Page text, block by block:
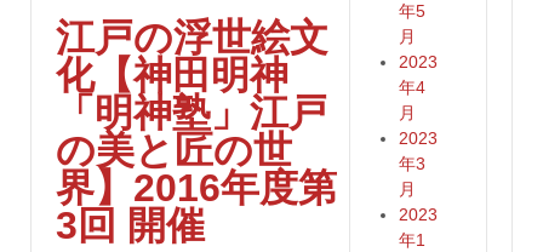
江戸の浮世絵文
化【神田明神
「明神塾」江戸
の美と匠の世
界】2016年度第
3回 開催
年5
月
2023
年4
月
2023
年3
月
2023
年1